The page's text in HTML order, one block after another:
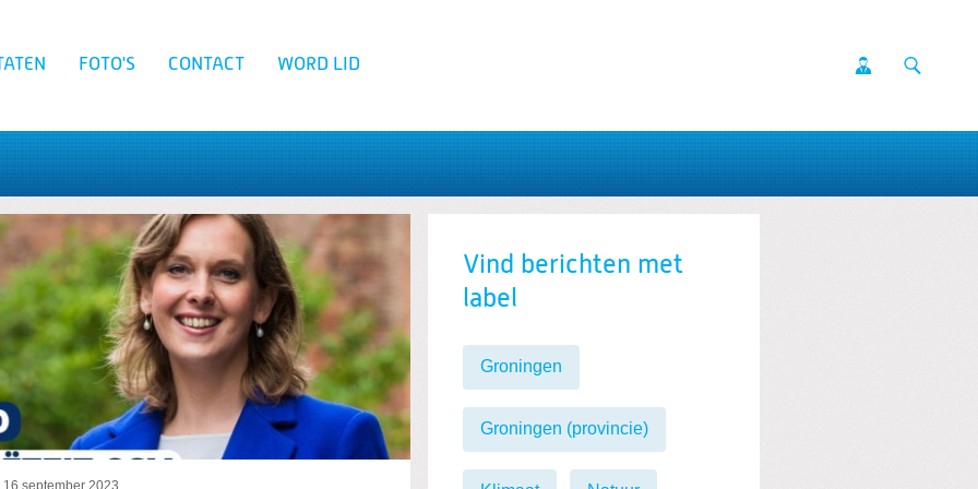
FOTO'S CONTACT WORD LID
Zoeken
Vind berichten met
label
Groningen
Groningen (provincie)